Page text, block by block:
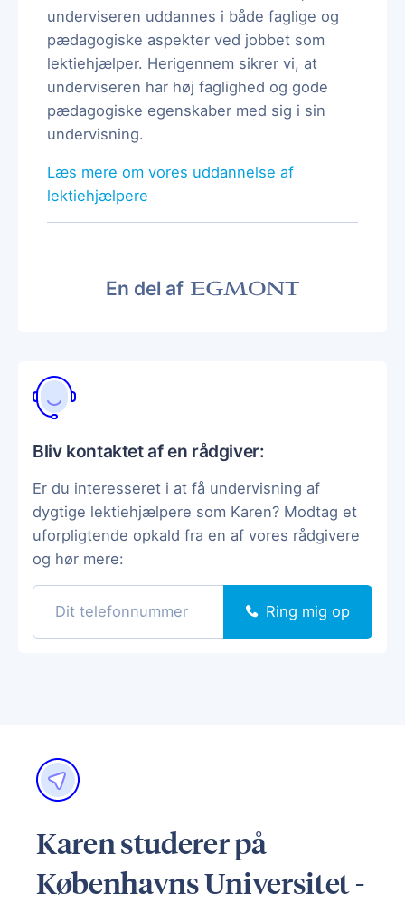
underviseren uddannes i både faglige og
pædagogiske aspekter ved jobbet som
lektiehjælper. Herigennem sikrer vi, at
underviseren har høj faglighed og gode
pædagogiske egenskaber med sig i sin
undervisning.
Læs mere om vores uddannelse af
lektiehjælpere
En del af
Bliv kontaktet af en rådgiver:
Er du interesseret i at få undervisning af
dygtige lektiehjælpere som Karen? Modtag et
uforpligtende opkald fra en af vores rådgivere
og hør mere:
Ring mig op
Karen studerer på
Københavns Universitet -